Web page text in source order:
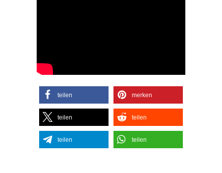
teilen merken
teilen teilen
teilen teilen